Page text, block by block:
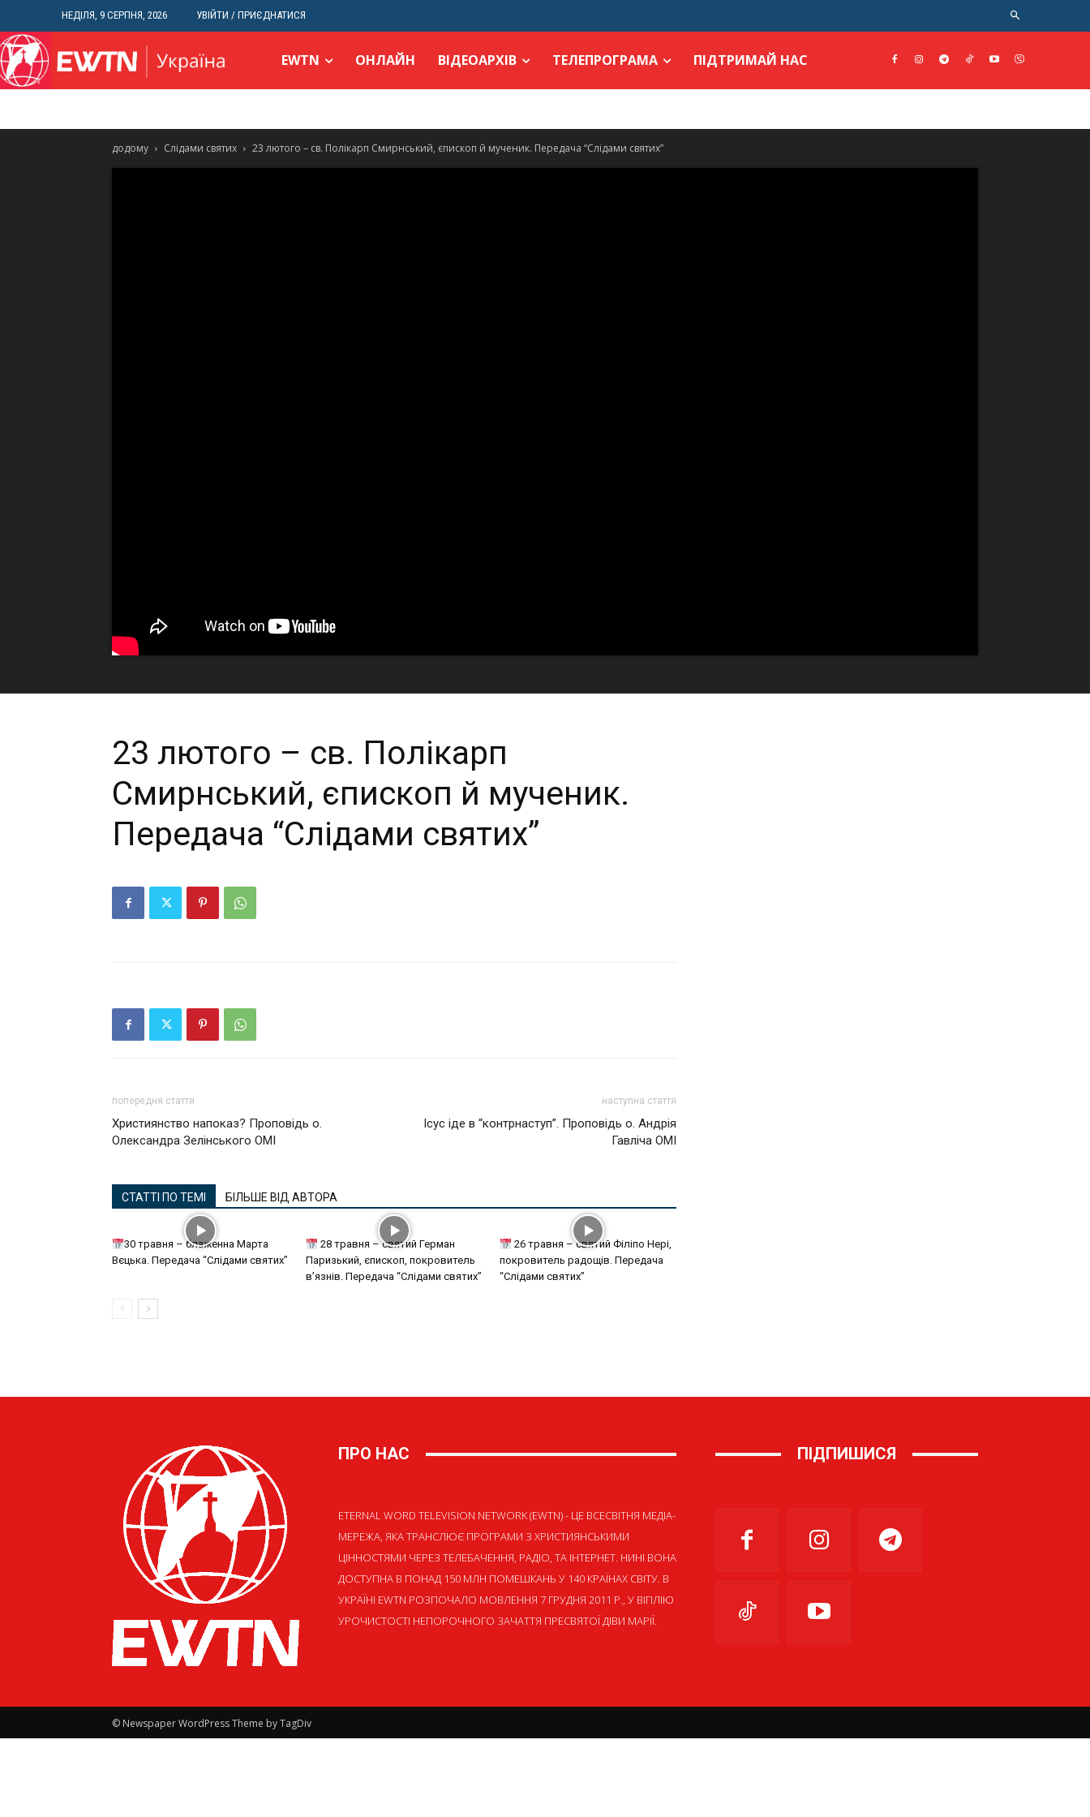
НЕДІЛЯ, 9 СЕРПНЯ, 2026 УВІЙТИ / ПРИЄДНАТИСЯ
EWTN ОНЛАЙН ВІДЕОАРХІВ ТЕЛЕПРОГРАМА ПІДТРИМАЙ НАС
додому Слідами святих 23 лютого – св. Полікарп Смирнський, єпископ й мученик. Передача “Слідами святих”
23 лютого – св. Полікарп
Смирнський, єпископ й мученик.
Передача “Слідами святих”
попередня стаття
Християнство напоказ? Проповідь о.
Олександра Зелінського ОМІ
наступна стаття
Ісус іде в “контрнаступ”. Проповідь о. Андрія
Гавліча ОМІ
СТАТТІ ПО ТЕМІ БІЛЬШЕ ВІД АВТОРА
30 травня – блаженна Марта
Вєцька. Передача “Слідами святих”
28 травня – святий Герман
Паризький, єпископ, покровитель
в’язнів. Передача “Слідами святих”
26 травня – святий Філіпо Нері,
покровитель радощів. Передача
“Слідами святих”
ПРО НАС
ETERNAL WORD TELEVISION NETWORK (EWTN) - ЦЕ ВСЕСВІТНЯ МЕДІА-
МЕРЕЖА, ЯКА ТРАНСЛЮЄ ПРОГРАМИ З ХРИСТИЯНСЬКИМИ
ЦІННОСТЯМИ ЧЕРЕЗ ТЕЛЕБАЧЕННЯ, РАДІО, ТА ІНТЕРНЕТ. НИНІ ВОНА
ДОСТУПНА В ПОНАД 150 МЛН ПОМЕШКАНЬ У 140 КРАЇНАХ СВІТУ. В
УКРАЇНІ EWTN РОЗПОЧАЛО МОВЛЕННЯ 7 ГРУДНЯ 2011 Р., У ВІГІЛІЮ
УРОЧИСТОСТІ НЕПОРОЧНОГО ЗАЧАТТЯ ПРЕСВЯТОЇ ДІВИ МАРІЇ.
ПІДПИШИСЯ
© Newspaper WordPress Theme by TagDiv